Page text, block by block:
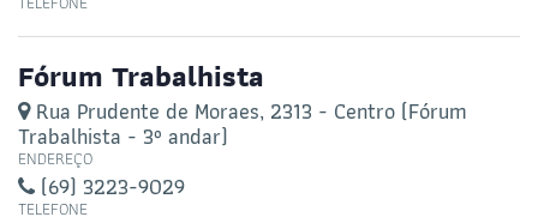
Fórum Trabalhista
Rua Prudente de Moraes, 2313 - Centro (Fórum
Trabalhista - 3º andar)
ENDEREÇO
(69) 3223-9029
TELEFONE